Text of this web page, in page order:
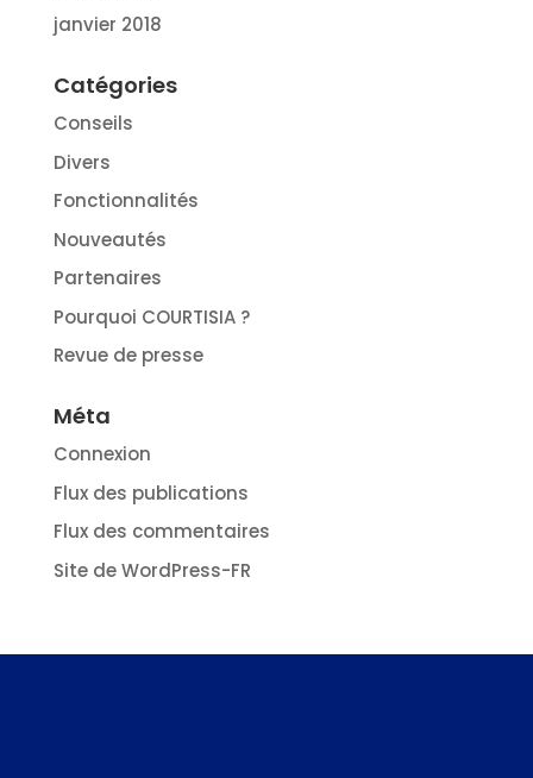
janvier 2018
Catégories
Conseils
Divers
Fonctionnalités
Nouveautés
Partenaires
Pourquoi COURTISIA ?
Revue de presse
Méta
Connexion
Flux des publications
Flux des commentaires
Site de WordPress-FR